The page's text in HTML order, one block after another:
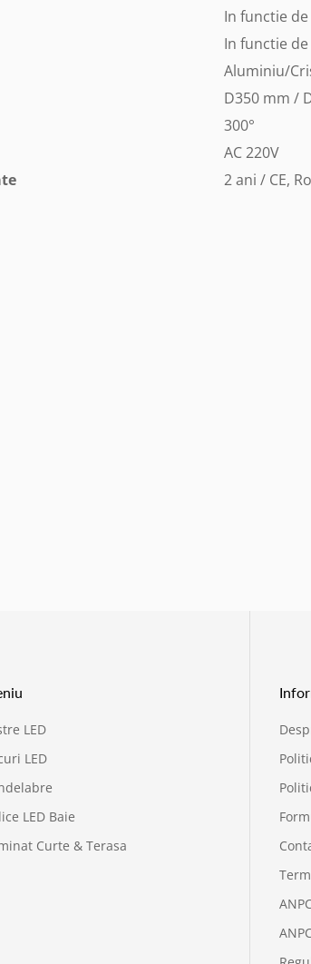
In functie
In functie
Aluminiu/
D350 mm /
300°
AC 220V
2 ani / CE,
LED
LED
LED Baie
Curte & Terasa
ANPC